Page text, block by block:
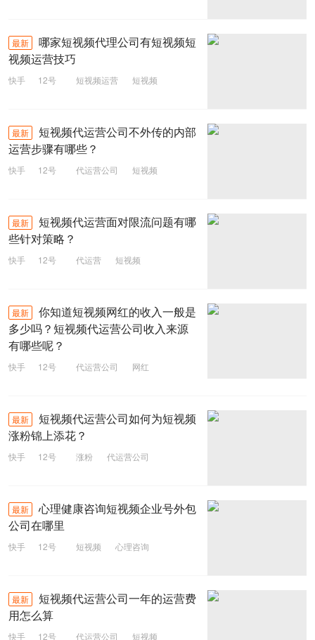
最新
哪家短视频代理公司有短视频短
视频运营技巧
快手 12号 短视频运营 短视频
最新
短视频代运营公司不外传的内部
运营步骤有哪些？
快手 12号 代运营公司 短视频
最新
短视频代运营面对限流问题有哪
些针对策略？
快手 12号 代运营 短视频
最新
你知道短视频网红的收入一般是
多少吗？短视频代运营公司收入来源
有哪些呢？
快手 12号 代运营公司
网红
最新
短视频代运营公司如何为短视频
涨粉锦上添花？
快手 12号 涨粉
代运营公司
最新
心理健康咨询短视频企业号外包
公司在哪里
快手 12号 短视频 心理咨询
最新
短视频代运营公司一年的运营费
用怎么算
快手 12号 代运营公司 短视频